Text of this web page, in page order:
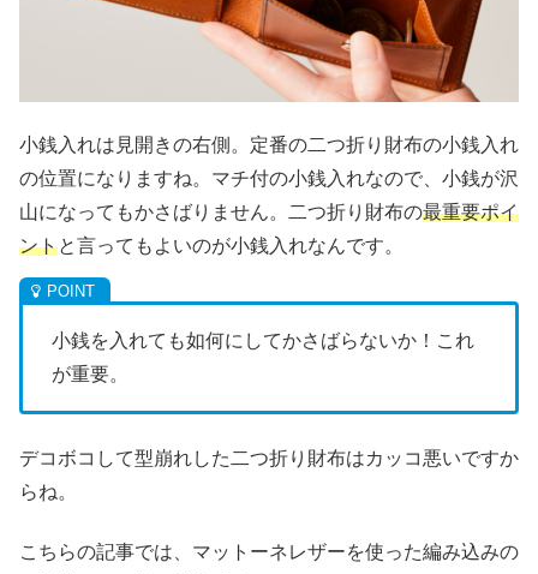
小銭入れは見開きの右側。定番の二つ折り財布の小銭入れ
の位置になりますね。マチ付の小銭入れなので、小銭が沢
山になってもかさばりません。二つ折り財布の最重要ポイ
ントと言ってもよいのが小銭入れなんです。
小銭を入れても如何にしてかさばらないか！これ
が重要。
デコボコして型崩れした二つ折り財布はカッコ悪いですか
らね。
こちらの記事では、マットーネレザーを使った編み込みの